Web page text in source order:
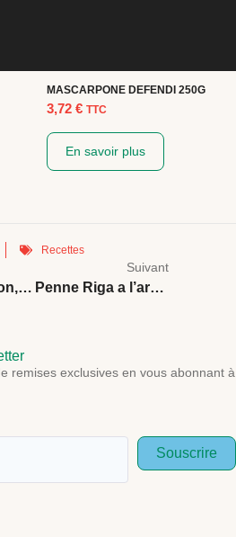
MASCARPONE DEFENDI 250G
3,72€ TTC
En savoir plus
Recettes
Farfalle aux thon, câpres et sauce tomate – 2 pers
Suivant
Penne Riga a l’arrabiata
remises exclusives en vous abonnant à
Souscrire